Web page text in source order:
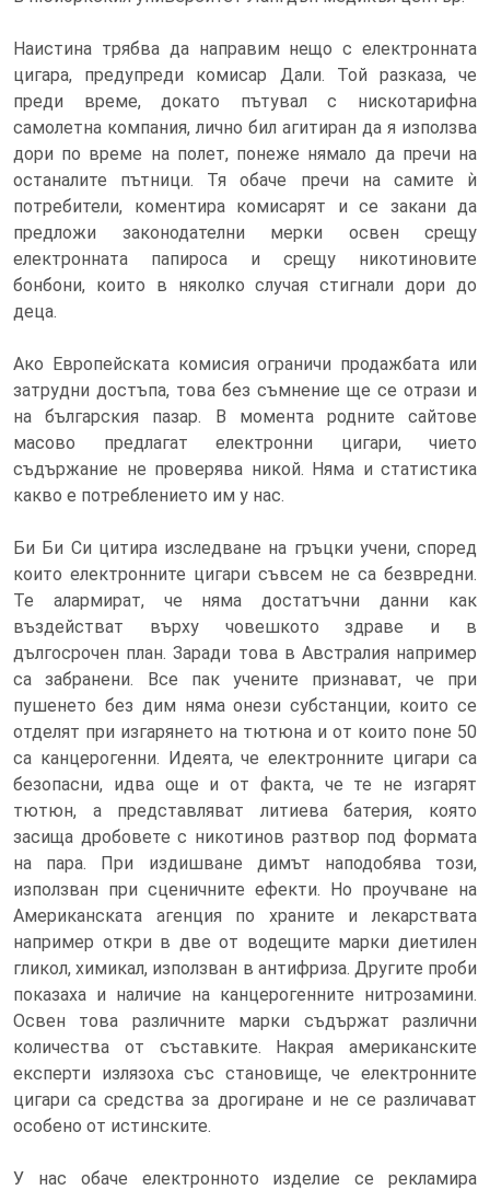
Наистина трябва да направим нещо с електронната
цигара, предупреди комисар Дали. Той разказа, че
преди време, докато пътувал с нискотарифна
самолетна компания, лично бил агитиран да я използва
дори по време на полет, понеже нямало да пречи на
останалите пътници. Тя обаче пречи на самите ѝ
потребители, коментира комисарят и се закани да
предложи законодателни мерки освен срещу
електронната папироса и срещу никотиновите
бонбони, които в няколко случая стигнали дори до
деца.
Ако Европейската комисия ограничи продажбата или
затрудни достъпа, това без съмнение ще се отрази и
на българския пазар. В момента родните сайтове
масово предлагат електронни цигари, чието
съдържание не проверява никой. Няма и статистика
какво е потреблението им у нас.
Би Би Си цитира изследване на гръцки учени, според
които електронните цигари съвсем не са безвредни.
Те алармират, че няма достатъчни данни как
въздействат върху човешкото здраве и в
дългосрочен план. Заради това в Австралия например
са забранени. Все пак учените признават, че при
пушенето без дим няма онези субстанции, които се
отделят при изгарянето на тютюна и от които поне 50
са канцерогенни. Идеята, че електронните цигари са
безопасни, идва още и от факта, че те не изгарят
тютюн, а представляват литиева батерия, която
засища дробовете с никотинов разтвор под формата
на пара. При издишване димът наподобява този,
използван при сценичните ефекти. Но проучване на
Американската агенция по храните и лекарствата
например откри в две от водещите марки диетилен
гликол, химикал, използван в антифриза. Другите проби
показаха и наличие на канцерогенните нитрозамини.
Освен това различните марки съдържат различни
количества от съставките. Накрая американските
експерти излязоха със становище, че електронните
цигари са средства за дрогиране и не се различават
особено от истинските.
У нас обаче електронното изделие се рекламира